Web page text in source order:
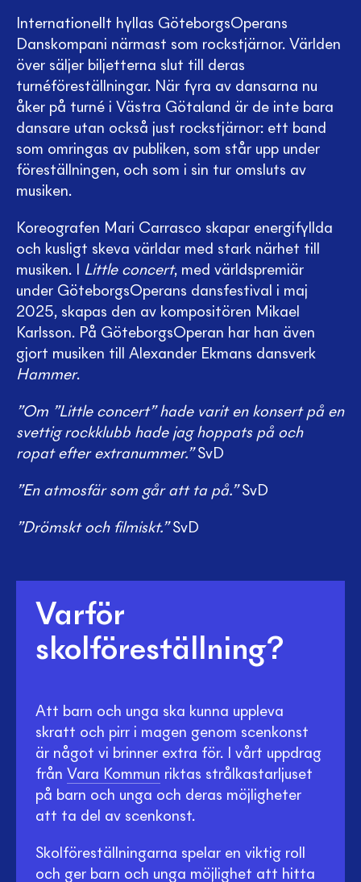
Internationellt hyllas GöteborgsOperans
Danskompani närmast som rockstjärnor. Världen
över säljer biljetterna slut till deras
turnéföreställningar. När fyra av dansarna nu
åker på turné i Västra Götaland är de inte bara
dansare utan också just rockstjärnor: ett band
som omringas av publiken, som står upp under
föreställningen, och som i sin tur omsluts av
musiken.
Koreografen Mari Carrasco skapar energifyllda
och kusligt skeva världar med stark närhet till
musiken. I Little concert, med världspremiär
under GöteborgsOperans dansfestival i maj
2025, skapas den av kompositören Mikael
Karlsson. På GöteborgsOperan har han även
gjort musiken till Alexander Ekmans dansverk
Hammer.
”Om ”Little concert” hade varit en konsert på en
svettig rockklubb hade jag hoppats på och
ropat efter extranummer.”SvD
”En atmosfär som går att ta på.”SvD
”Drömskt och filmiskt.”SvD
Varför
skolföreställning?
Att barn och unga ska kunna uppleva
skratt och pirr i magen genom scenkonst
är något vi brinner extra för. I vårt uppdrag
från Vara Kommun riktas strålkastarljuset
på barn och unga och deras möjligheter
att ta del av scenkonst.
Skolföreställningarna spelar en viktig roll
och ger barn och unga möjlighet att hitta